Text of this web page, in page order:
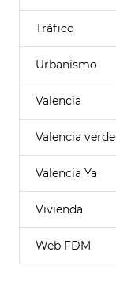
Tráfico
Urbanismo
Valencia
Valencia verde
Valencia Ya
Vivienda
Web FDM